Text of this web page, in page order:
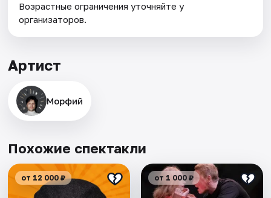
Возрастные ограничения уточняйте у
организаторов.
Артист
Морфий
Похожие спектакли
от 12 000 ₽ от 1 000 ₽